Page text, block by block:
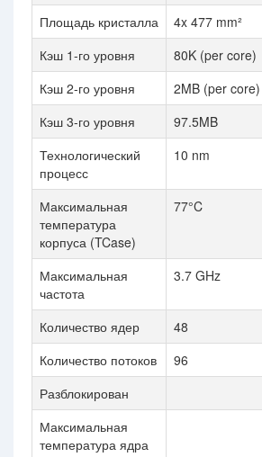
Площадь кристалла
4x 477 mm²
Кэш 1-го уровня
80K (per core)
Кэш 2-го уровня
2MB (per core)
Кэш 3-го уровня
97.5MB
Технологический
процесс
10 nm
Максимальная
температура
корпуса (TCase)
77°C
Максимальная
частота
3.7 GHz
Количество ядер 48
Количество потоков
96
Разблокирован
Максимальная
температура ядра